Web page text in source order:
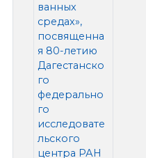
ванных
средах»,
посвященна
я 80-летию
Дагестанско
го
федерально
го
исследовате
льского
центра РАН